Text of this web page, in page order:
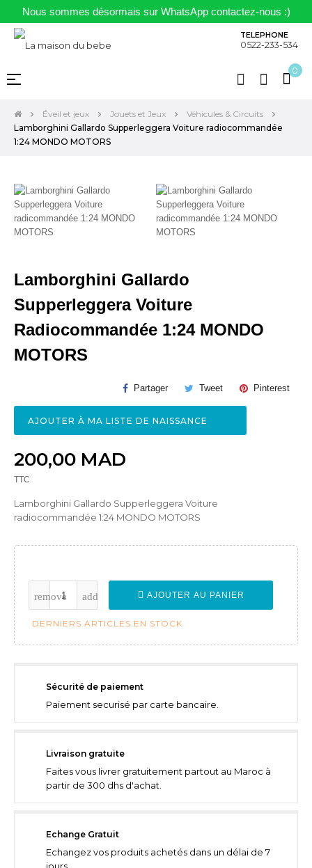
Nous sommes désormais sur WhatsApp contactez-nous :)
TELEPHONE
0522-233-534
0
Basculer
navigation
☰
Éveil et jeux Jouets et Jeux
Véhicules & Circuits
Lamborghini Gallardo Supperleggera Voiture radiocommandée
1:24 MONDO MOTORS
Lamborghini Gallardo
Supperleggera Voiture
Radiocommandée 1:24 MONDO
MOTORS
Partager Tweet Pinterest
AJOUTER À MA LISTE DE NAISSANCE
200,00 MAD
TTC
Lamborghini Gallardo Supperleggera Voiture
radiocommandée 1:24 MONDO MOTORS
AJOUTER AU PANIER
DERNIERS ARTICLES EN STOCK
Sécurité de paiement
Paiement securisé par carte bancaire.
Livraison gratuite
Faites vous livrer gratuitement partout au Maroc à
partir de 300 dhs d'achat.
Echange Gratuit
Echangez vos produits achetés dans un délai de 7